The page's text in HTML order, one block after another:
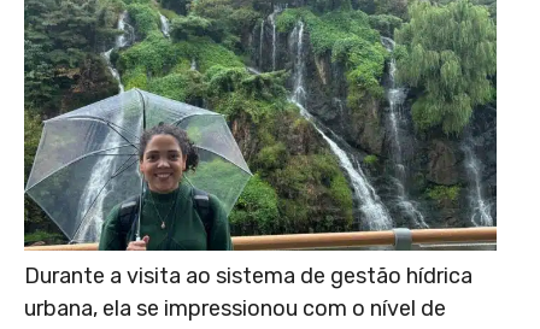
Durante a visita ao sistema de gestão hídrica
urbana, ela se impressionou com o nível de